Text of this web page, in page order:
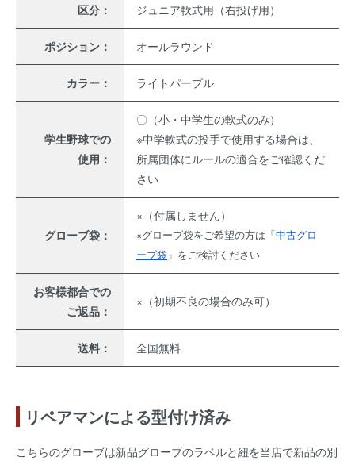
区分： ジュニア軟式用（右投げ用）
ポジション： オールラウンド
カラー： ライトパープル
学生野球での
使用：
〇（小・中学生の軟式のみ）
※中学軟式の投手で使用する場合は、
所属団体にルールの適合をご確認くだ
さい
グローブ袋：
×（付属しません）
※グローブ袋をご希望の方は「中古グロ
ーブ袋 」をご検討ください
お客様都合での
ご返品：
×（初期不良の場合のみ可）
送料： 全国無料
リペアマンによる型付け済み
こちらのグローブは新品グローブのラベルと紐を当店で新品の別